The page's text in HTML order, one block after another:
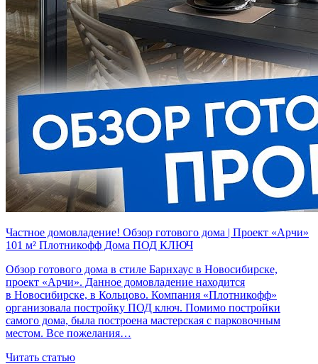
Частное домовладение! Обзор готового дома | Проект «Арчи»
101 м² Плотникофф Дома ПОД КЛЮЧ
Обзор готового дома в стиле Барнхаус в Новосибирске,
проект «Арчи». Данное домовладение находится
в Новосибирске, в Кольцово. Компания «Плотникофф»
организовала постройку ПОД ключ. Помимо постройки
самого дома, была построена мастерская с парковочным
местом. Все пожелания…
Читать статью